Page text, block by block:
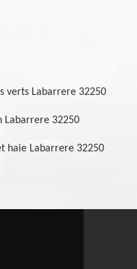
verts Labarrere 32250
Labarrere 32250
haie Labarrere 32250